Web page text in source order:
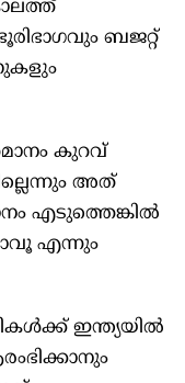
ബജറ്റ്
കുറവ്
അത്
എടുത്തെങ്കിൽ
എന്നും
ഇന്ത്യയിൽ